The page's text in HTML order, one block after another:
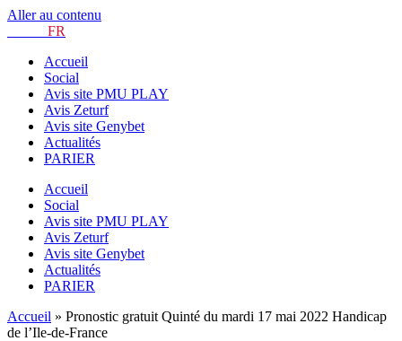
Aller au contenu
FR
Accueil
Social
Avis site PMU PLAY
Avis Zeturf
Avis site Genybet
Actualités
PARIER
Accueil
Social
Avis site PMU PLAY
Avis Zeturf
Avis site Genybet
Actualités
PARIER
Accueil » Pronostic gratuit Quinté du mardi 17 mai 2022 Handicap
de l’Ile-de-France